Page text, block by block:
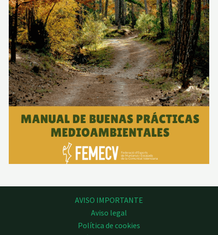
AVISO IMPORTANTE
Aviso legal
Política de cookies